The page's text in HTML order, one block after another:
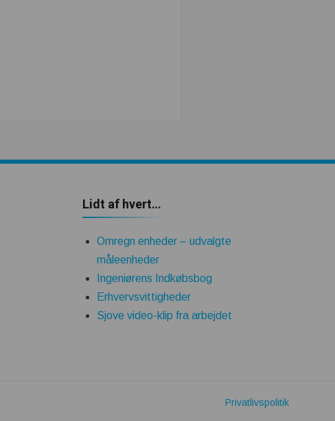
Lidt af hvert…
Omregn enheder – udvalgte
måleenheder
Ingeniørens Indkøbsbog
Erhvervsvittigheder
Sjove video-klip fra arbejdet
Privatlivspolitik